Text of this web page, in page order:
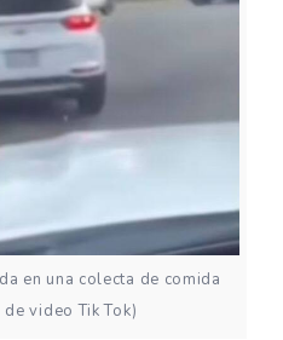
en una colecta de comida
video Tik Tok)